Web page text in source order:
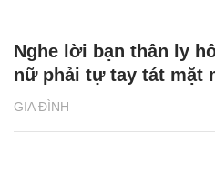
GIA ĐÌNH
Nghe lời bạn thân ly
nữ phải tự tay tát mặt